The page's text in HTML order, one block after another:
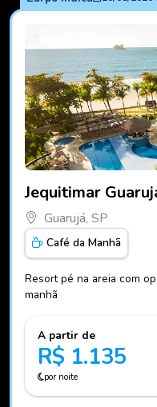
Jequitimar
Guarujá, SP
Café da Manhã
Resort pé na areia com
manhã
A partir de
R$ 1.135
por noite